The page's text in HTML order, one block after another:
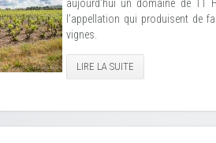
aujourd'hui un domaine de 11
l'appellation qui produisent de
vignes.
LIRE LA SUITE